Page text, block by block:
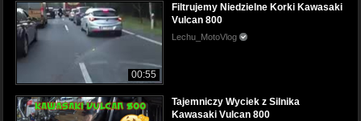
00:55
Filtrujemy Niedzielne Korki Kawasaki
Vulcan 800
Lechu_MotoVlog
Tajemniczy Wyciek z Silnika
Kawasaki Vulcan 800